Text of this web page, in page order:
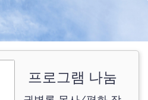
프로그램 나눔